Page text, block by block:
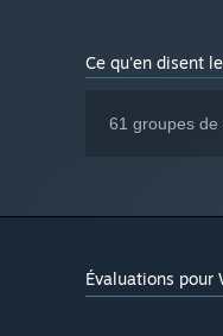
Ce qu'en disent
61 groupes
Évaluations